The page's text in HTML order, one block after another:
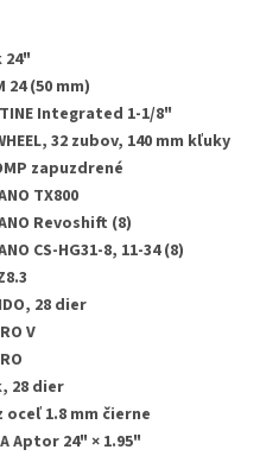
24"
24 (50 mm)
Integrated 1-1/8"
32 zubov, 140 mm kľuky
zapuzdrené
TX800
Revoshift (8)
CS-HG31-8, 11-34 (8)
28 dier
V
28 dier
oceľ 1.8 mm čierne
Aptor 24" × 1.95"